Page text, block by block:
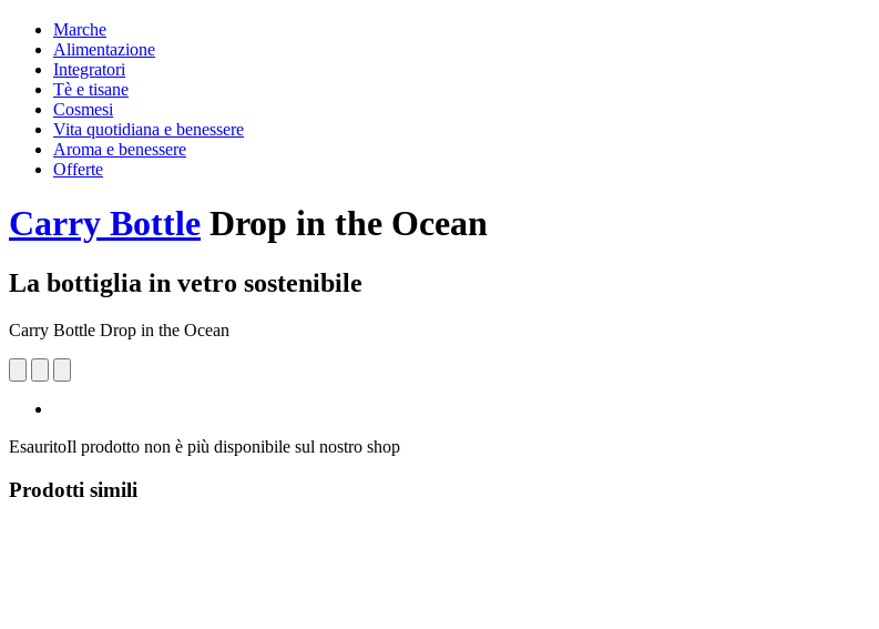
Marche
Alimentazione
Integratori
Tè e tisane
Cosmesi
Vita quotidiana e benessere
Aroma e benessere
Offerte
Carry Bottle Drop in the Ocean
La bottiglia in vetro sostenibile
Carry Bottle Drop in the Ocean
EsauritoIl prodotto non è più disponibile sul nostro shop
Prodotti simili